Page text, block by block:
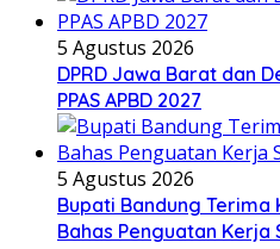
5 Agustus 2026
DPRD Jawa Barat dan
PPAS APBD 2027
5 Agustus 2026
Bupati Bandung Terima
Bahas Penguatan